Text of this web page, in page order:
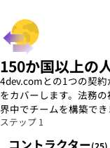
150か国以上の
4dev.comとの1つの契
をカバーします。法務
界中でチームを構築でき
ステップ 1
コントラクター(25)